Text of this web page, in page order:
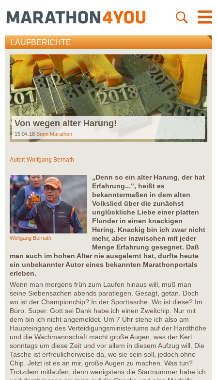
LAUFBERICHTE
Von wegen alter Harung!
15.04.18 Bonn Marathon
Autor: Wolfgang Bernath
Wolfgang Bernath
„Denn so ein alter Harung, der hat
Erfahrung...“, heißt es
bekanntermaßen in dem alten
Volkslied über die zunächst
unglückliche Liebe einer platten
Flunder in einen knackigen
Hering. Knackig bin ich zwar nicht
mehr, aber inzwischen mit jeder
Menge Erfahrung gesegnet. Daß
man auch im hohen Alter nie ausgelernt hat, durfte heute
ein unbekannter Autor eines bekannten Marathonportals
erleben.
Wenn man morgens früh zum Laufen hinaus will, muß man
seine Siebensachen abends paratlegen. Gesagt, getan. Doch
wo ist der Championchip? In der Sporttasche. Wo ist diese? Im
Büro. Super. Gott sei Dank habe ich einen Zweitchip. Nur mit
dem bin ich nicht angemeldet. Um 7 Uhr stehe ich also am
Haupteingang des Verteidigungsministeriums auf der Hardthöhe
und die Wachmannschaft macht große Augen, was der Kerl
sonntags um diese Zeit und vor allem in diesem Aufzug will. Die
Tasche ist erfreulicherweise da, wo sie sein soll, jedoch ohne
Chip. Jetzt ist es an mir, große Augen zu machen. Was tun?
Trotzdem mitlaufen, denn wenigstens die Startnummer habe ich